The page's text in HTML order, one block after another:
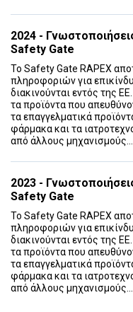
2024 -
Safety Gate
Το Safety Gate RAPEX
πληροφοριών για
διακινούνται εντός της
τα προϊόντα που
τα επαγγελματικά
φάρμακα και τα
από άλλους μηχανισμούς....
2023 -
Safety Gate
Το Safety Gate RAPEX
πληροφοριών για
διακινούνται εντός της
τα προϊόντα που
τα επαγγελματικά
φάρμακα και τα
από άλλους μηχανισμούς....